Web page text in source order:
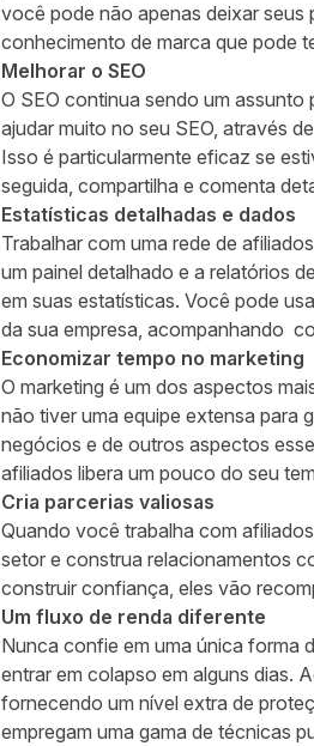
você pode não apenas deixar
conhecimento de marca que pode
Melhorar o SEO
O SEO continua sendo um
ajudar muito no seu SEO, através
Isso é particularmente eficaz se
seguida, compartilha e comenta
Estatísticas detalhadas e dados
Trabalhar com uma rede de
um painel detalhado e a relatórios
em suas estatísticas. Você pode
da sua empresa, acompanhando
Economizar tempo no marketing
O marketing é um dos aspectos
não tiver uma equipe extensa para
negócios e de outros aspectos
afiliados libera um pouco do seu
Cria parcerias valiosas
Quando você trabalha com
setor e construa relacionamentos
construir confiança, eles vão
Um fluxo de renda diferente
Nunca confie em uma única forma
entrar em colapso em alguns dias.
fornecendo um nível extra de
empregam uma gama de técnicas